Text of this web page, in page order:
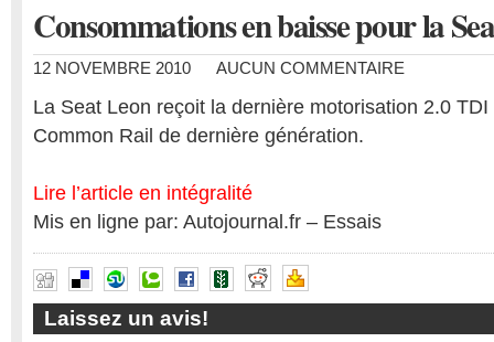
Consommations en baisse pour la
12 NOVEMBRE 2010 AUCUN COMMENTAIRE
La Seat Leon reçoit la dernière motorisation 2.0
Common Rail de dernière génération.
Lire l’article en intégralité
Mis en ligne par: Autojournal.fr – Essais
Laissez un avis!